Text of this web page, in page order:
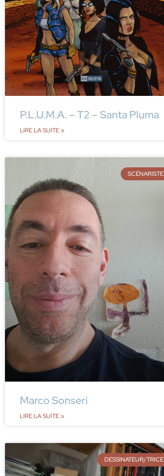
P.L.U.M.A. – T2 – Santa Pluma
LIRE LA SUITE »
SCÉNARISTE
Marco Sonseri
LIRE LA SUITE »
DESSINATEUR/TRICE